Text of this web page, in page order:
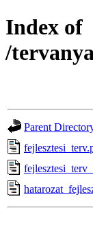
Index of
/
Parent